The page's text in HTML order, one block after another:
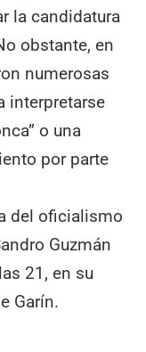
la candidatura
obstante, en
numerosas
interpretarse
o una
por parte
del oficialismo
Guzmán
21, en su
Garín.